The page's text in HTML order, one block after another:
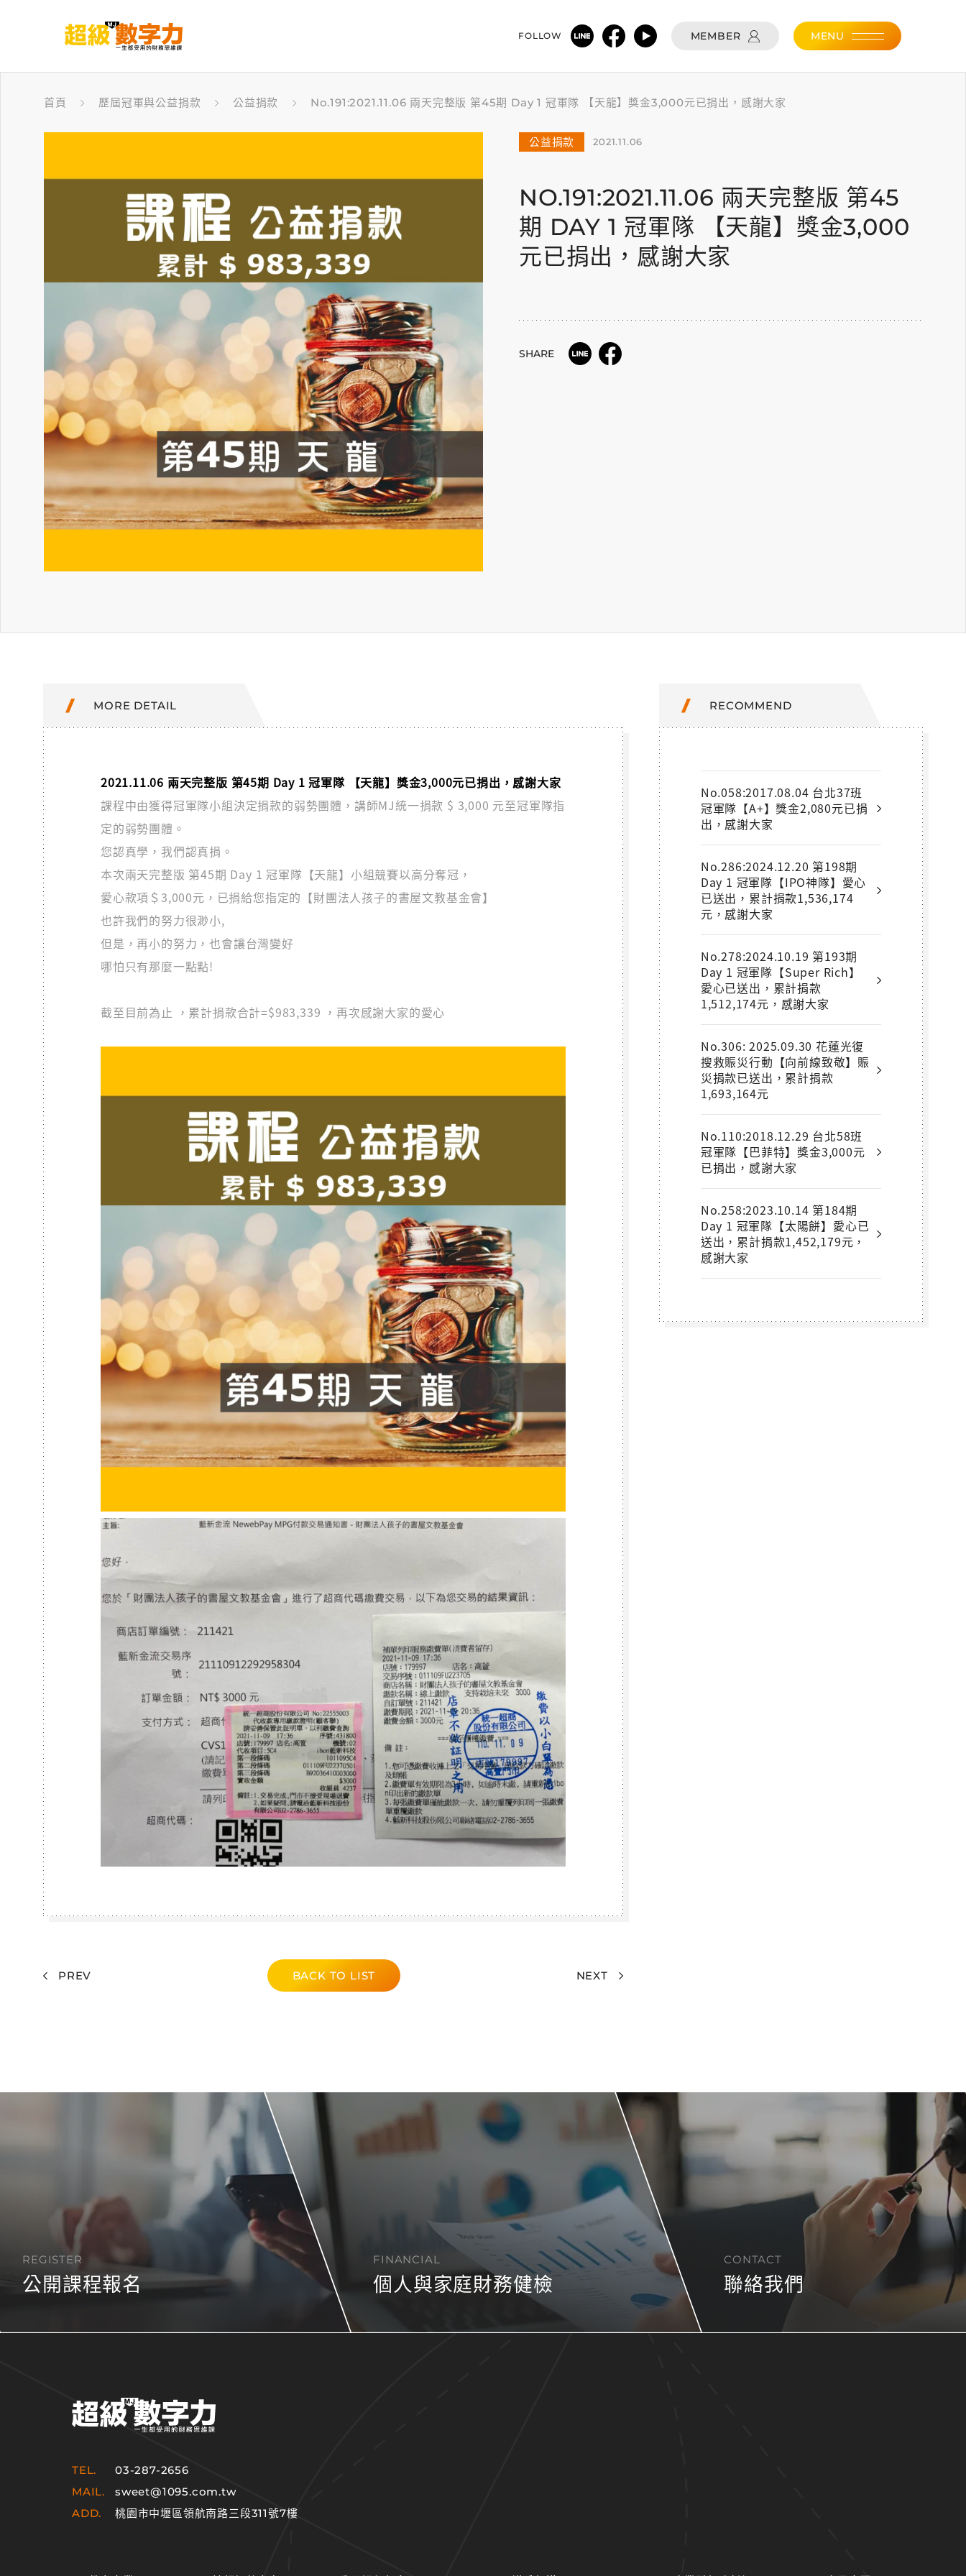
FOLLOW MEMBER MENU
首頁 歷屆冠軍與公益捐款 公益捐款 No.191:2021.11.06 兩天完整版 第45期 Day 1 冠軍隊 【天龍】獎金3,000元已捐出，感謝大家
公益捐款 2021.11.06
NO.191:2021.11.06 兩天完整版 第45
期 DAY 1 冠軍隊 【天龍】獎金3,000
元已捐出，感謝大家
SHARE
MORE DETAIL
2021.11.06 兩天完整版 第45期 Day 1 冠軍隊 【天龍】獎金3,000元已捐出，感謝大家
課程中由獲得冠軍隊小組決定捐款的弱勢團體，講師MJ統一捐款 $ 3,000 元至冠軍隊指
定的弱勢團體。
您認真學，我們認真捐。
本次兩天完整版 第45期 Day 1 冠軍隊【天龍】小組競賽以高分奪冠，
愛心款項＄3,000元，已捐給您指定的【財團法人孩子的書屋文教基金會】
也許我們的努力很渺小,
但是，再小的努力，也會讓台灣變好
哪怕只有那麼一點點!
截至目前為止 ，累計捐款合計=$983,339 ，再次感謝大家的愛心
PREV BACK TO LIST NEXT
RECOMMEND
No.058:2017.08.04 台北37班
冠軍隊【A+】獎金2,080元已捐
出，感謝大家
No.286:2024.12.20 第198期
Day 1 冠軍隊【IPO神隊】愛心
已送出，累計捐款1,536,174
元，感謝大家
No.278:2024.10.19 第193期
Day 1 冠軍隊【Super Rich】
愛心已送出，累計捐款
1,512,174元，感謝大家
No.306: 2025.09.30 花蓮光復
搜救賑災行動【向前線致敬】賑
災捐款已送出，累計捐款
1,693,164元
No.110:2018.12.29 台北58班
冠軍隊【巴菲特】獎金3,000元
已捐出，感謝大家
No.258:2023.10.14 第184期
Day 1 冠軍隊【太陽餅】愛心已
送出，累計捐款1,452,179元，
感謝大家
REGISTER
公開課程報名
FINANCIAL
個人與家庭財務健檢
CONTACT
聯絡我們
TEL.
03-287-2656
MAIL.
sweet@1095.com.tw
ADD.
桃園市中壢區領航南路三段311號7樓